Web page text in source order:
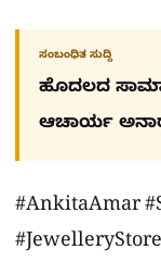
ಸಂಬಂಧಿತ ಸುದ್ದಿ
ಹೊದಲದ
ಆಚಾರ್ಯ
#AnkitaAmar